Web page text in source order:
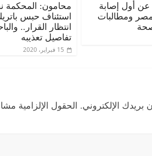
عن أول إصابة
مصر ومطالبات
محامون: المحكمة
استئناف حبس
انتظار القرار..
تفاصيل تعذيبه
15 فبراير، 2020
بريدك الإلكتروني. الحقول الإلزامية
ناس وناس